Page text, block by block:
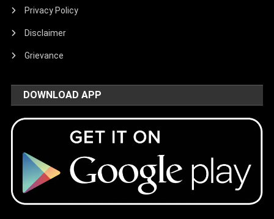
Privacy Policy
Disclaimer
Grievance
DOWNLOAD APP